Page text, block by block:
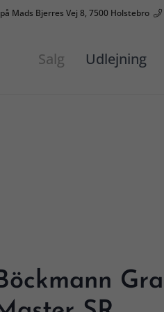
Mads Bjerres Vej 8, 7500 Holstebro
Salg Udlejning